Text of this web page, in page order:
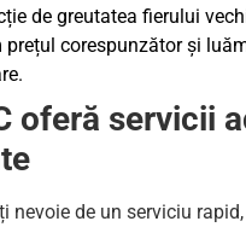
de greutatea fierului
prețul corespunzător și
oferă servicii
nevoie de un serviciu